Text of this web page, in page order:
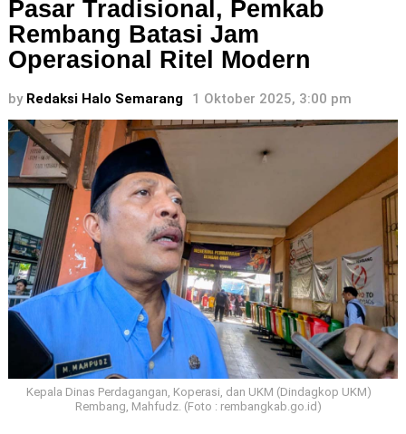
Pasar Tradisional, Pemkab
Rembang Batasi Jam
Operasional Ritel Modern
by Redaksi Halo Semarang 1 Oktober 2025, 3:00 pm
Kepala Dinas Perdagangan, Koperasi, dan UKM (Dindagkop UKM)
Rembang, Mahfudz. (Foto : rembangkab.go.id)